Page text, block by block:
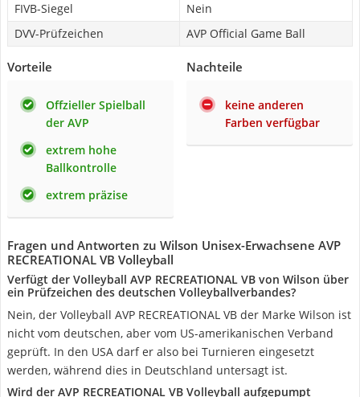
FIVB-Siegel
Nein
DVV-Prüfzeichen
AVP Official Game Ball
Vorteile
Offzieller Spielball
der AVP
extrem hohe
Ballkontrolle
extrem präzise
Nachteile
keine anderen
Farben verfügbar
Fragen und Antworten zu Wilson Unisex-Erwachsene AVP
RECREATIONAL VB Volleyball
Verfügt der Volleyball AVP RECREATIONAL VB von Wilson über
ein Prüfzeichen des deutschen Volleyballverbandes?
Nein, der Volleyball AVP RECREATIONAL VB der Marke Wilson ist
nicht vom deutschen, aber vom US-amerikanischen Verband
geprüft. In den USA darf er also bei Turnieren eingesetzt
werden, während dies in Deutschland untersagt ist.
Wird der AVP RECREATIONAL VB Volleyball aufgepumpt